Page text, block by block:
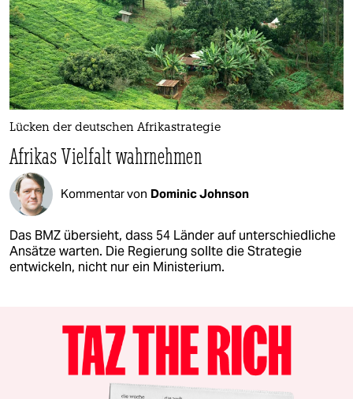
Lücken der deutschen Afrikastrategie
Afrikas Vielfalt wahrnehmen
Kommentar von Dominic Johnson
Das BMZ übersieht, dass 54 Länder auf unterschiedliche
Ansätze warten. Die Regierung sollte die Strategie
entwickeln, nicht nur ein Ministerium.